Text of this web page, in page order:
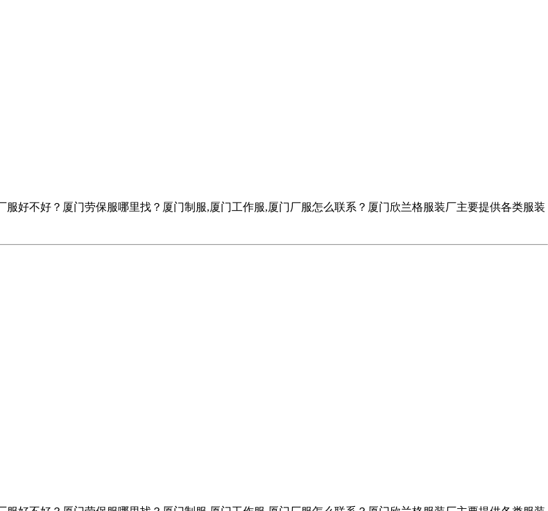
好不好？厦门劳保服哪里找？厦门制服,厦门工作服,厦门厂服怎么联系？厦门欣兰格服装厂主要提供各类服装